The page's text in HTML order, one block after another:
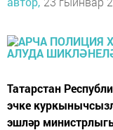
Татарстан
эчке
эшләр